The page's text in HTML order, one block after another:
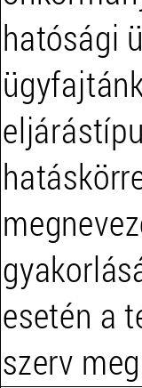
hatósági
esetén a
szerv